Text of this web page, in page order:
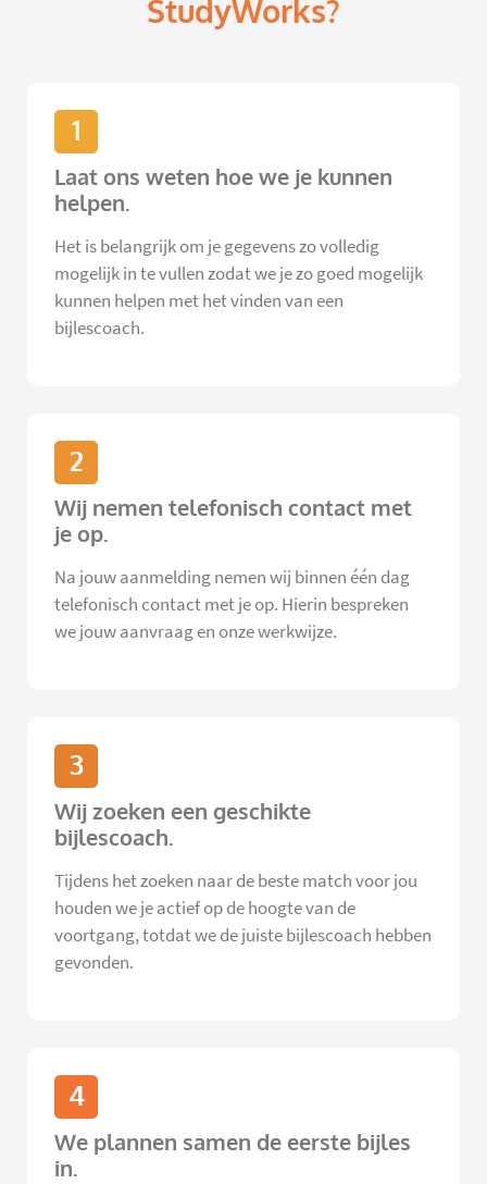
StudyWorks?
1
Laat ons weten hoe we je kunnen
helpen.
Het is belangrijk om je gegevens zo volledig
mogelijk in te vullen zodat we je zo goed mogelijk
kunnen helpen met het vinden van een
bijlescoach.
2
Wij nemen telefonisch contact met
je op.
Na jouw aanmelding nemen wij binnen één dag
telefonisch contact met je op. Hierin bespreken
we jouw aanvraag en onze werkwijze.
3
Wij zoeken een geschikte
bijlescoach.
Tijdens het zoeken naar de beste match voor jou
houden we je actief op de hoogte van de
voortgang, totdat we de juiste bijlescoach hebben
gevonden.
4
We plannen samen de eerste bijles
in.